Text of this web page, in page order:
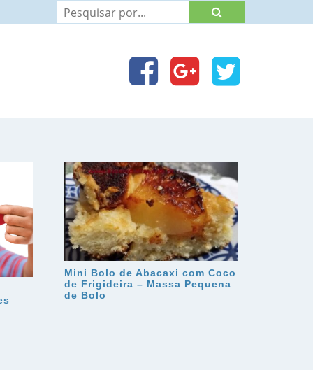
Mini Bolo de Abacaxi com Coco
de Frigideira – Massa Pequena
de Bolo